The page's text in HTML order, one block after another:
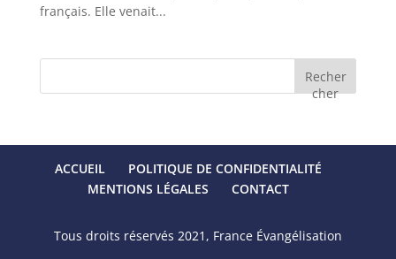
français. Elle venait...
Recher
cher
ACCUEIL
POLITIQUE DE CONFIDENTIALITÉ
MENTIONS LÉGALES
CONTACT
Tous droits réservés 2021, France Évangélisation